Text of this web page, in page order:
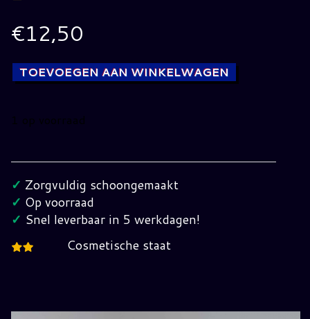
€12,50
TOEVOEGEN AAN WINKELWAGEN
1 op voorraad
set
361-
2
jaren
hoeveelheid
✓ Zorgvuldig schoongemaakt
✓ Op voorraad
✓ Snel leverbaar in 5 werkdagen!
Cosmetische staat